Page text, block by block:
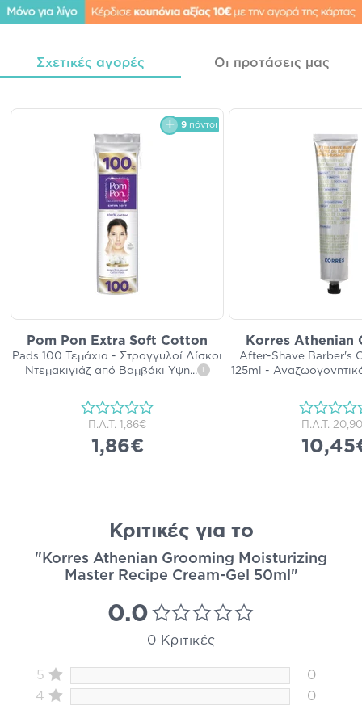
Σχετικές αγορές Οι προτάσεις μας
9 πόντοι
Pom Pon Extra Soft Cotton
Pads 100 Τεμάχια - Στρογγυλοί Δίσκοι
Ντεμακιγιάζ από Βαμβάκι Υψη... i
Π.Λ.Τ. 1,86€
1,86€
Korres Athenian
After-Shave Barber's
125ml -
Π.Λ.Τ.
Κριτικές για το
"Korres Athenian Grooming Moisturizing
Master Recipe Cream-Gel 50ml"
0.0
0 Κριτικές
5
0
4
0